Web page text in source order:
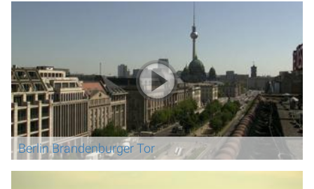
Berlin Brandenburger Tor